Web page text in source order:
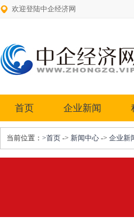
欢迎登陆中企经济网
首页 企业新闻
当前位置： >首页 -> 新闻中心 -> 企业新